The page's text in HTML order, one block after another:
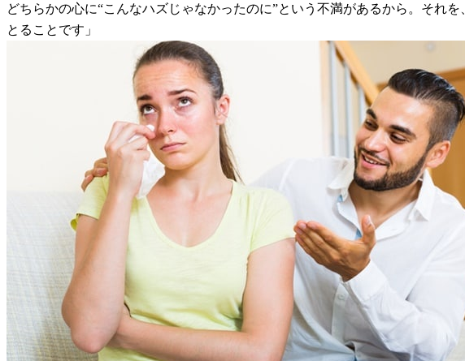
どちらかの心に“こんなハズじゃなかったのに”という不満があるから。それ
とることです」